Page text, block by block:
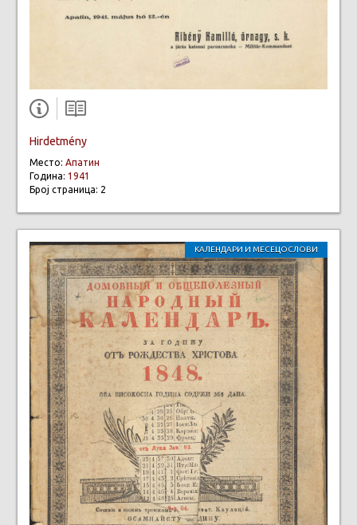
Hirdetmény
Место: Апатин
Година: 1941
Број страница: 2
КАЛЕНДАРИ И МЕСЕЦОСЛОВИ